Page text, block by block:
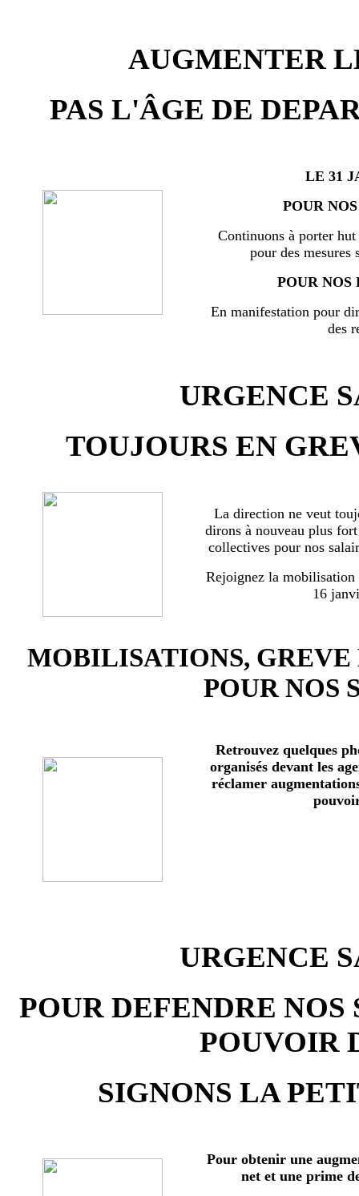
AUGMENTER
PAS L'ÂGE DE
LE 31
POUR
Continuons à porter
pour des mesures
POUR NOS
En manifestation pour
des
URGENCE
TOUJOURS EN
La direction ne veut
dirons à nouveau plus
collectives pour nos
Rejoignez la mobilisation
16
MOBILISATIONS,
POUR NOS
Retrouvez quelques
organisés devant les
réclamer
URGENCE
POUR DEFENDRE
POUVOIR
SIGNONS LA
Pour obtenir une
net et une prime